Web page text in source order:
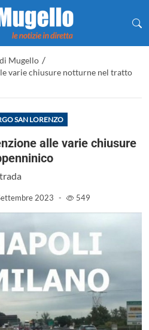
Mugello /
varie chiusure notturne nel tratto
SAN LORENZO
alle varie chiusure
2023 - 549